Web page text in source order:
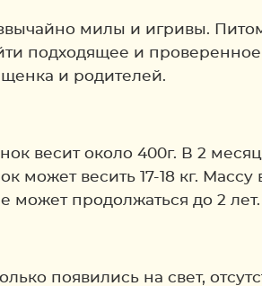
милы и игривы.
подходящее и
и родителей.
весит около 400г. В 2
может весить 17-18 кг.
может продолжаться до 2 лет.
появились на свет,